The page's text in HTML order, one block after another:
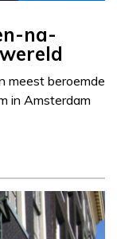
na-
meest beroemde
in Amsterdam